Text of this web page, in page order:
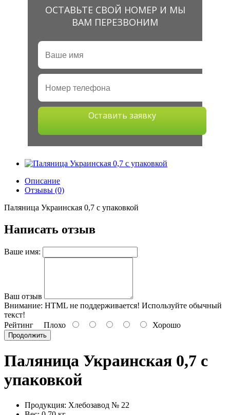
ОСТАВЬТЕ СВОЙ НОМЕР И МЫ
ВАМ ПЕРЕЗВОНИМ
Оставить заявку
Описание
Отзывы (0)
Паляница Украинская 0,7 с упаковкой
Написать отзыв
Ваше имя:
Ваш отзыв
Внимание: HTML не поддерживается! Используйте обычный
текст!
Рейтинг Плохо Хорошо
Продолжить
Паляница Украинская 0,7 с
упаковкой
Продукция: Хлебозавод № 22